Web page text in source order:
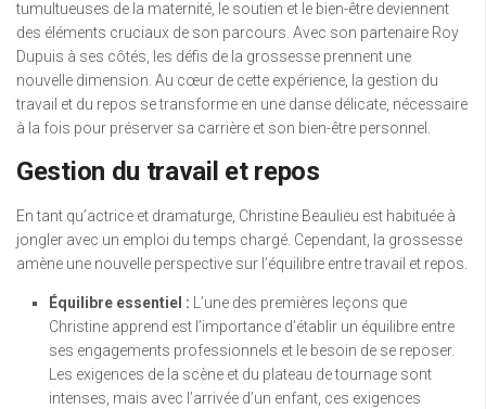
tumultueuses de la maternité, le soutien et le bien-être deviennent
des éléments cruciaux de son parcours. Avec son partenaire Roy
Dupuis à ses côtés, les défis de la grossesse prennent une
nouvelle dimension. Au cœur de cette expérience, la gestion du
travail et du repos se transforme en une danse délicate, nécessaire
à la fois pour préserver sa carrière et son bien-être personnel.
Gestion du travail et repos
En tant qu’actrice et dramaturge, Christine Beaulieu est habituée à
jongler avec un emploi du temps chargé. Cependant, la grossesse
amène une nouvelle perspective sur l’équilibre entre travail et repos.
Équilibre essentiel : L’une des premières leçons que
Christine apprend est l’importance d’établir un équilibre entre
ses engagements professionnels et le besoin de se reposer.
Les exigences de la scène et du plateau de tournage sont
intenses, mais avec l’arrivée d’un enfant, ces exigences